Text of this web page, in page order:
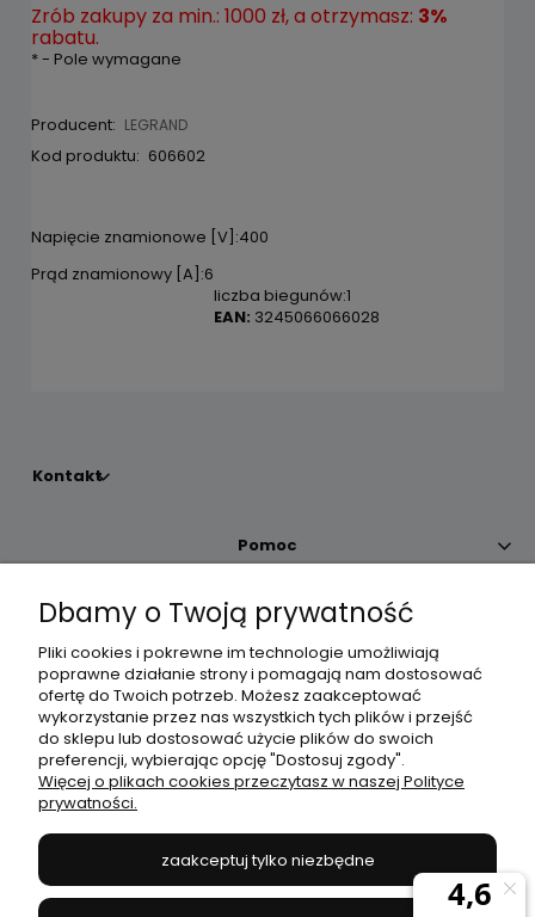
Zrób zakupy za min.: 1000 zł, a otrzymasz: 3%
rabatu.
*- Pole wymagane
Producent: LEGRAND
Kod produktu: 606602
Napięcie znamionowe [V] :400
Prąd znamionowy [A]:6
liczba biegunów:1
EAN: 3245066066028
Kontakt
Pomoc
Moje konto
Płatności i dostawa
Informacje
JANEX 669-050-03-43
Dbamy o Twoją prywatność
Pliki cookies i pokrewne im technologie umożliwiają
poprawne działanie strony i pomagają nam dostosować
ofertę do Twoich potrzeb. Możesz zaakceptować
wykorzystanie przez nas wszystkich tych plików i przejść
do sklepu lub dostosować użycie plików do swoich
preferencji, wybierając opcję "Dostosuj zgody".
Więcej o plikach cookies przeczytasz w naszej Polityce
prywatności.
zaakceptuj tylko niezbędne